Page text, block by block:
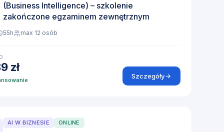
(Business Intelligence) – szkolenie
zakończone egzaminem zewnętrznym
55h max 12 osób
zł
Szczegóły
AI W BIZNESIE ONLINE